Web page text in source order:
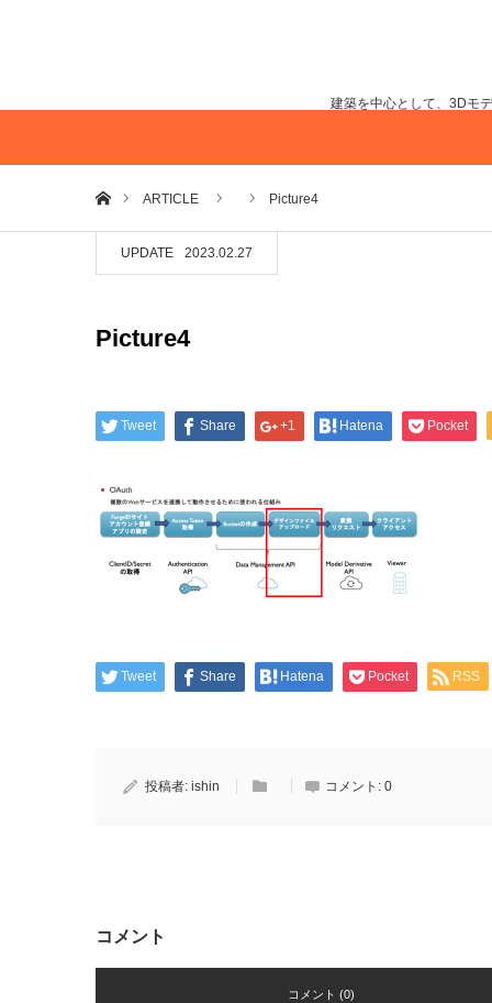
建築を中心として、3Dモ
ホームARTICLE Picture4
UPDATE 2023.02.27
Picture4
Tweet Share +1 Hatena Pocket
Tweet Share Hatena Pocket RSS
投稿者: ishin コメント: 0
コメント
コメント (0)